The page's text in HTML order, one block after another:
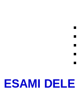
ESAMI DELE